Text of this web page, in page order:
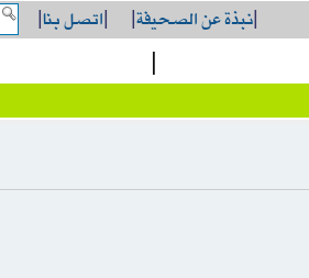
|نبذة عن الصحيفة|
|اتصل بنا|
|